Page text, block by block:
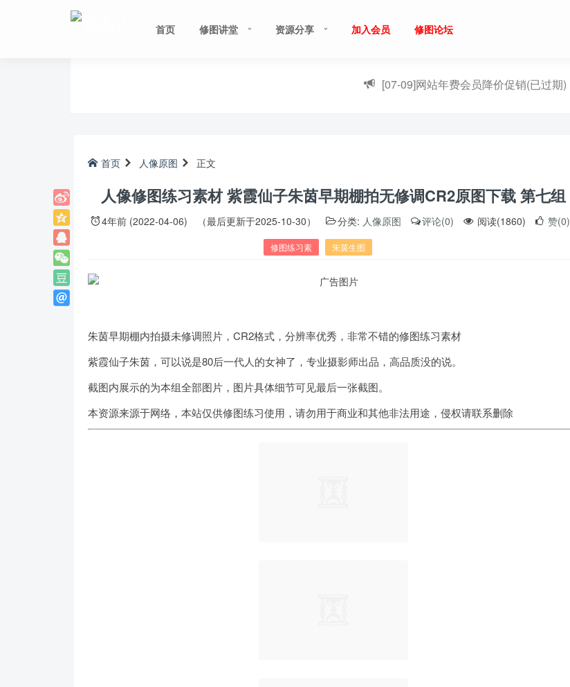
首页 修图讲堂 资源分享 加入会员 修图论坛
[07-09]网站年费会员降价促销(已过期)
首页 人像原图 正文
人像修图练习素材 紫霞仙子朱茵早期棚拍无修调CR2原图下载 第七组
4年前 (2022-04-06) （最后更新于2025-10-30） 分类: 人像原图 评论(0) 阅读(1860) 赞(0)
修图练习素 朱茵生图
朱茵早期棚内拍摄未修调照片，CR2格式，分辨率优秀，非常不错的修图练习素材
紫霞仙子朱茵，可以说是80后一代人的女神了，专业摄影师出品，高品质没的说。
截图内展示的为本组全部图片，图片具体细节可见最后一张截图。
本资源来源于网络，本站仅供修图练习使用，请勿用于商业和其他非法用途，侵权请联系删除